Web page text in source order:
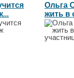
Ольга
жить в
с...